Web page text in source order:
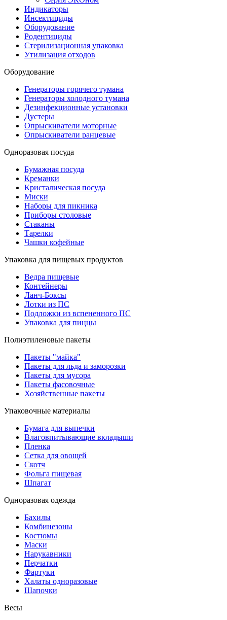
Индикаторы
Инсектициды
Оборудование
Родентициды
Стерилизационная упаковка
Утилизация отходов
Оборудование
Генераторы горячего тумана
Генераторы холодного тумана
Дезинфекционные установки
Дустеры
Опрыскиватели моторные
Опрыскиватели ранцевые
Одноразовая посуда
Бумажная посуда
Креманки
Кристалическая посуда
Миски
Наборы для пикника
Приборы столовые
Стаканы
Тарелки
Чашки кофейные
Упаковка для пищевых продуктов
Ведра пищевые
Контейнеры
Ланч-Боксы
Лотки из ПС
Подложки из вспененного ПС
Упаковка для пиццы
Полиэтиленовые пакеты
Пакеты "майка"
Пакеты для льда и заморозки
Пакеты для мусора
Пакеты фасовочные
Хозяйственные пакеты
Упаковочные материалы
Бумага для выпечки
Влаговпитывающие вкладыши
Пленка
Сетка для овощей
Скотч
Фольга пищевая
Шпагат
Одноразовая одежда
Бахилы
Комбинезоны
Костюмы
Маски
Нарукавники
Перчатки
Фартуки
Халаты одноразовые
Шапочки
Весы